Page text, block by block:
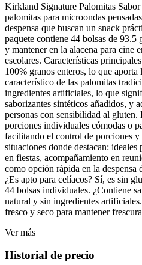
Kirkland Signature Palomitas
palomitas para microondas
despensa que buscan un snack
paquete contiene 44 bolsas de 93.5
y mantener en la alacena para cine
escolares. Características
100% granos enteros, lo que aporta
característico de las palomitas
ingredientes artificiales, lo que
saborizantes sintéticos añadidos, y
personas con sensibilidad al
porciones individuales cómodas o
facilitando el control de porciones
situaciones donde destacan: ideales
en fiestas, acompañamiento en
como opción rápida en la despensa
¿Es apto para celíacos? Sí, es sin
44 bolsas individuales. ¿Contiene
natural y sin ingredientes
fresco y seco para mantener
Ver más
Historial de precio